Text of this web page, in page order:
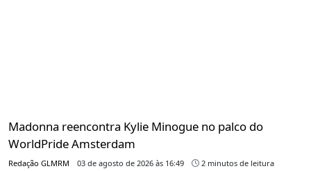
Madonna reencontra Kylie Minogue no palco do
WorldPride Amsterdam
Redação GLMRM 03 de agosto de 2026 às 16:49 2 minutos de leitura